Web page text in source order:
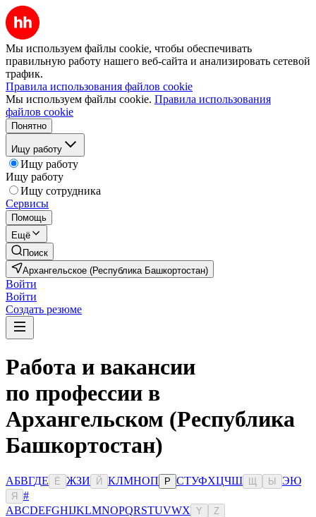
Мы используем файлы cookie, чтобы обеспечивать
правильную работу нашего веб-сайта и анализировать сетевой
трафик.
Правила использования файлов cookie
Мы используем файлы cookie. Правила использования
файлов cookie
Понятно
Ищу работу
Ищу работу
Ищу работу
Ищу сотрудника
Сервисы
Помощь
Ещё
Поиск
Архангельское (Республика Башкортостан)
Войти
Войти
Создать резюме
Работа и вакансии
по профессии в
Архангельском (Республика
Башкортостан)
АБВГДЕ Ё ЖЗИ Й КЛМНОП Р СТУФХЦЧШ Ы ЭЮ
Я
#
ABCDEFGHIJKLMNOPQRSTUVWX Y Z